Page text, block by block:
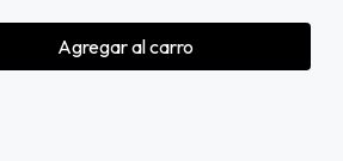
Agregaral carro